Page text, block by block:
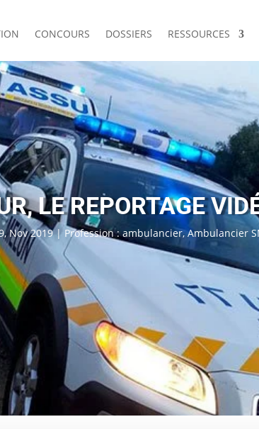
CONCOURS DOSSIERS RESSOURCES
LE REPORTAGE
Nov 2019| Profession : ambulancier,Ambulancier